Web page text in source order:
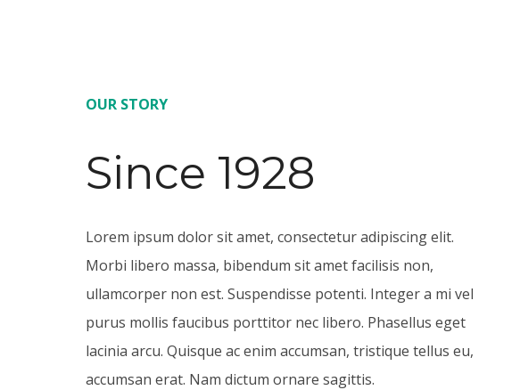
OUR STORY
Since 1928
Lorem ipsum dolor sit amet, consectetur adipiscing elit.
Morbi libero massa, bibendum sit amet facilisis non,
ullamcorper non est. Suspendisse potenti. Integer a mi vel
purus mollis faucibus porttitor nec libero. Phasellus eget
lacinia arcu. Quisque ac enim accumsan, tristique tellus eu,
accumsan erat. Nam dictum ornare sagittis.